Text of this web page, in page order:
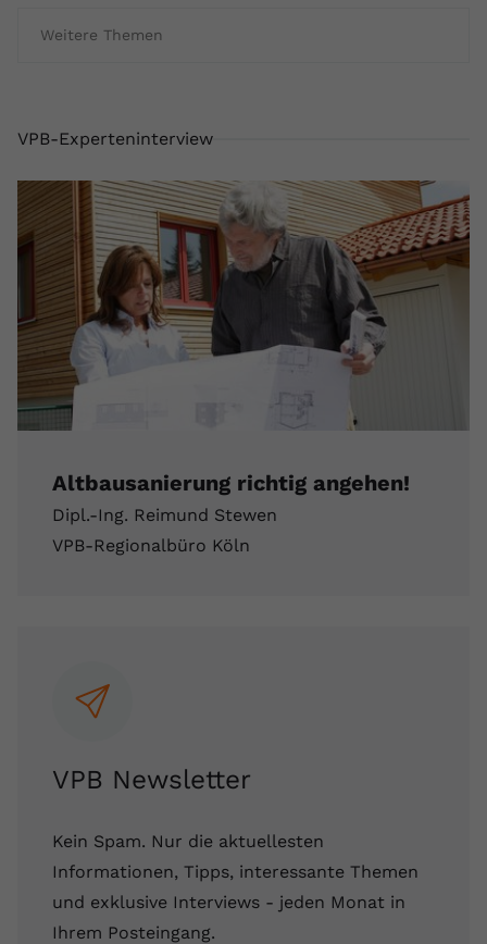
Weitere Themen
VPB-Experteninterview
Altbausanierung richtig angehen!
Dipl.-Ing. Reimund Stewen
VPB-Regionalbüro Köln
VPB Newsletter
Kein Spam. Nur die aktuellesten
Informationen, Tipps, interessante Themen
und exklusive Interviews - jeden Monat in
Ihrem Posteingang.